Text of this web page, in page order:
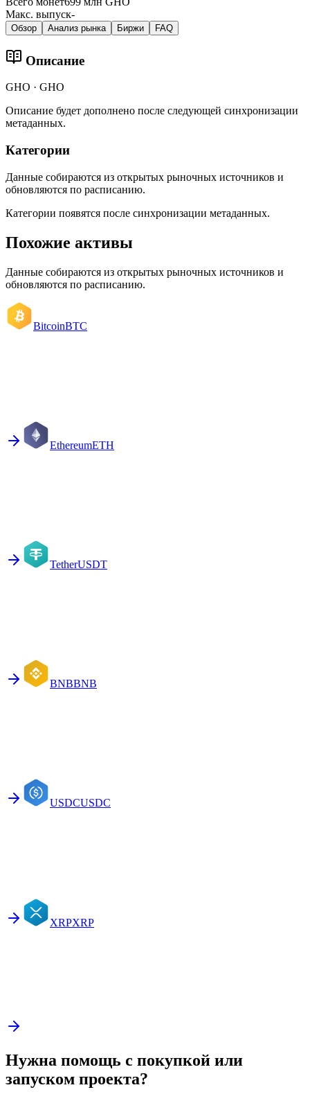
Макс. выпуск-
Обзор Анализ рынка Биржи FAQ
Описание
GHO · GHO
Описание будет дополнено после следующей синхронизации
метаданных.
Категории
Данные собираются из открытых рыночных источников и
обновляются по расписанию.
Категории появятся после синхронизации метаданных.
Похожие активы
Данные собираются из открытых рыночных источников и
обновляются по расписанию.
BitcoinBTC
EthereumETH
TetherUSDT
BNBBNB
USDCUSDC
XRPXRP
Нужна помощь с покупкой или
запуском проекта?